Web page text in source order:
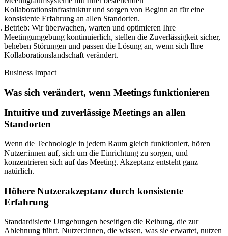
Kollaborationsinfrastruktur und sorgen von Beginn an für eine
konsistente Erfahrung an allen Standorten.
Betrieb: Wir überwachen, warten und optimieren Ihre
Meetingumgebung kontinuierlich, stellen die Zuverlässigkeit sicher,
beheben Störungen und passen die Lösung an, wenn sich Ihre
Kollaborationslandschaft verändert.
Business Impact
Was sich verändert, wenn Meetings funktionieren
Intuitive und zuverlässige Meetings an allen
Standorten
Wenn die Technologie in jedem Raum gleich funktioniert, hören
Nutzer:innen auf, sich um die Einrichtung zu sorgen, und
konzentrieren sich auf das Meeting. Akzeptanz entsteht ganz
natürlich.
Höhere Nutzerakzeptanz durch konsistente
Erfahrung
Standardisierte Umgebungen beseitigen die Reibung, die zur
Ablehnung führt. Nutzer:innen, die wissen, was sie erwartet, nutzen